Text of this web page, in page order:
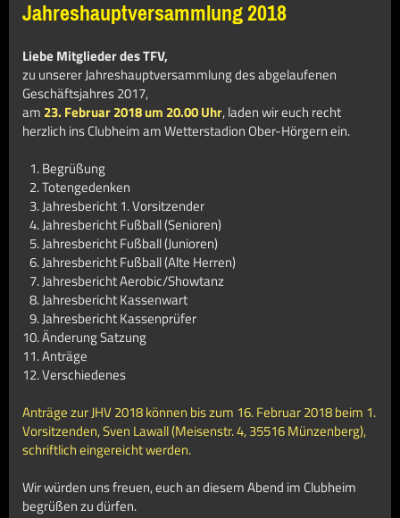
Jahreshauptversammlung 2018
Liebe Mitglieder des TFV,
zu unserer Jahreshauptversammlung des abgelaufenen
Geschäftsjahres 2017,
am 23. Februar 2018 um 20.00 Uhr, laden wir euch recht
herzlich ins Clubheim am Wetterstadion Ober-Hörgern ein.
1. Begrüßung
2. Totengedenken
3. Jahresbericht 1. Vorsitzender
4. Jahresbericht Fußball (Senioren)
5. Jahresbericht Fußball (Junioren)
6. Jahresbericht Fußball (Alte Herren)
7. Jahresbericht Aerobic/Showtanz
8. Jahresbericht Kassenwart
9.Jahresbericht Kassenprüfer
10. Änderung Satzung
11. Anträge
12. Verschiedenes
Anträge zur JHV 2018 können bis zum 16. Februar 2018 beim 1.
Vorsitzenden, Sven Lawall (Meisenstr. 4, 35516 Münzenberg),
schriftlich eingereicht werden.
Wir würden uns freuen, euch an diesem Abend im Clubheim
begrüßen zu dürfen.